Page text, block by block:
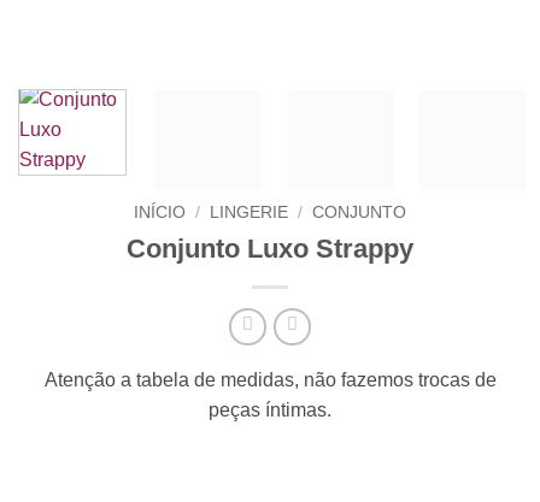
INÍCIO / LINGERIE / CONJUNTO
Conjunto Luxo Strappy
Atenção a tabela de medidas, não fazemos trocas de
peças íntimas.